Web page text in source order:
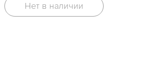
Нет в наличии